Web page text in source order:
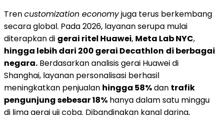
Trencustomization economyjuga terus berkembang
secara global. Pada 2026, layanan serupa mulai
diterapkan di gerai ritel Huawei, Meta Lab NYC,
hingga lebih dari 200 gerai Decathlon di berbagai
negara. Berdasarkan analisis gerai Huawei di
Shanghai, layanan personalisasi berhasil
meningkatkan penjualan hingga 58%dan trafik
pengunjung sebesar 18% hanya dalam satu minggu
di lima gerai uji coba. Dibandingkan kanal daring,